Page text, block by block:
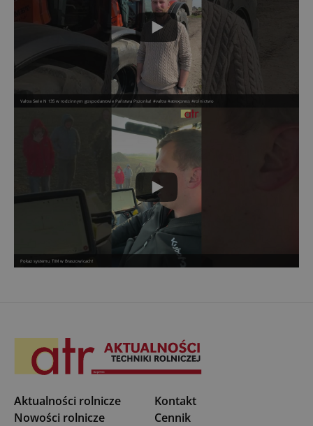
Valtra Serie N 135 w rodzinnym gospodarstwie Państwa Pszonka! #valtra #atrexpress #rolnictwo
Pokaz systemu TIM w Braszowicach!
Aktualności rolnicze
Nowości rolnicze
Kontakt
Cennik